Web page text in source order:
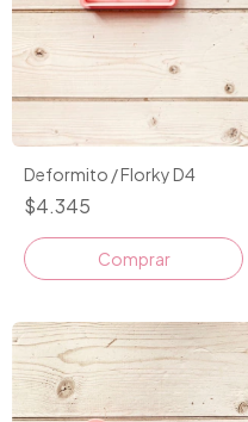
Deformito / Florky D4
$4.345
Comprar